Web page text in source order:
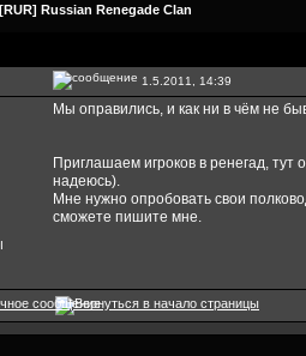
[RUR] Russian Renegade Clan
1.5.2011, 14:39
Мы оправились, и как ни в чём не
Приглашаем игроков в ренегад,
надеюсь).
Мне нужно опробовать свои
сможете пишите мне.